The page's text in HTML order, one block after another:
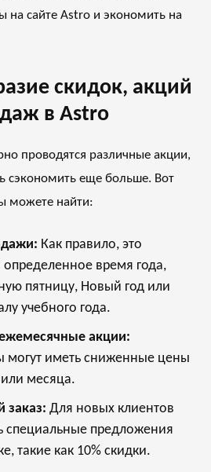
на сайте Astro и экономить на
скидок, акций
в Astro
проводятся различные акции,
сэкономить еще больше. Вот
можете найти:
Как правило, это
время года,
пятницу, Новый год или
учебного года.
акции:
могут иметь сниженные цены
месяца.
заказ: Для новых клиентов
специальные предложения
такие как 10% скидки.